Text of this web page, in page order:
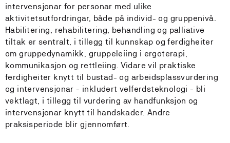
intervensjonar for personar med ulike
aktivitetsutfordringar, både på individ- og gruppenivå.
Habilitering, rehabilitering, behandling og palliative
tiltak er sentralt, i tillegg til kunnskap og ferdigheiter
om gruppedynamikk, gruppeleiing i ergoterapi,
kommunikasjon og rettleiing. Vidare vil praktiske
ferdigheiter knytt til bustad- og arbeidsplassvurdering
og intervensjonar - inkludert velferdsteknologi - bli
vektlagt, i tillegg til vurdering av handfunksjon og
intervensjonar knytt til handskader. Andre
praksisperiode blir gjennomført.